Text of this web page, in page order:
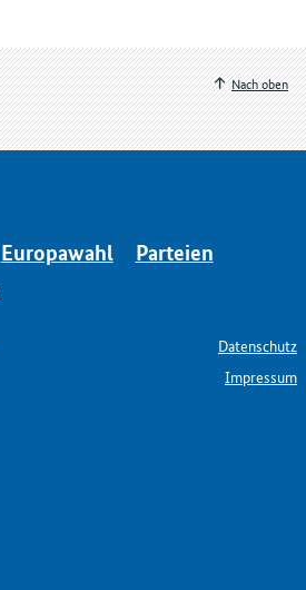
Nach oben
Europawahl
Parteien
Datenschutz
Impressum